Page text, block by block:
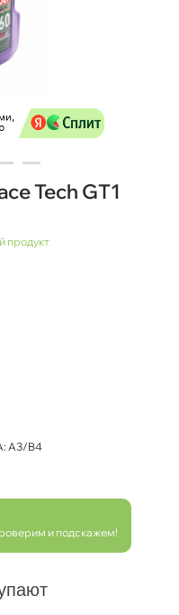
Tech GT1
продукт
A3/B4
и подскажем!